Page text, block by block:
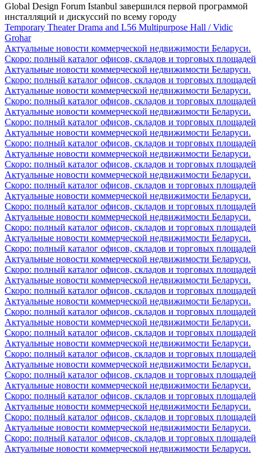
Global Design Forum Istanbul завершился первой программой
инсталляций и дискуссий по всему городу
Temporary Theater Drama and L56 Multipurpose Hall / Vidic
Grohar
Актуальные новости коммерческой недвижимости Беларуси.
Скоро: полный каталог офисов, складов и торговых площадей
Актуальные новости коммерческой недвижимости Беларуси.
Скоро: полный каталог офисов, складов и торговых площадей
Актуальные новости коммерческой недвижимости Беларуси.
Скоро: полный каталог офисов, складов и торговых площадей
Актуальные новости коммерческой недвижимости Беларуси.
Скоро: полный каталог офисов, складов и торговых площадей
Актуальные новости коммерческой недвижимости Беларуси.
Скоро: полный каталог офисов, складов и торговых площадей
Актуальные новости коммерческой недвижимости Беларуси.
Скоро: полный каталог офисов, складов и торговых площадей
Актуальные новости коммерческой недвижимости Беларуси.
Скоро: полный каталог офисов, складов и торговых площадей
Актуальные новости коммерческой недвижимости Беларуси.
Скоро: полный каталог офисов, складов и торговых площадей
Актуальные новости коммерческой недвижимости Беларуси.
Скоро: полный каталог офисов, складов и торговых площадей
Актуальные новости коммерческой недвижимости Беларуси.
Скоро: полный каталог офисов, складов и торговых площадей
Актуальные новости коммерческой недвижимости Беларуси.
Скоро: полный каталог офисов, складов и торговых площадей
Актуальные новости коммерческой недвижимости Беларуси.
Скоро: полный каталог офисов, складов и торговых площадей
Актуальные новости коммерческой недвижимости Беларуси.
Скоро: полный каталог офисов, складов и торговых площадей
Актуальные новости коммерческой недвижимости Беларуси.
Скоро: полный каталог офисов, складов и торговых площадей
Актуальные новости коммерческой недвижимости Беларуси.
Скоро: полный каталог офисов, складов и торговых площадей
Актуальные новости коммерческой недвижимости Беларуси.
Скоро: полный каталог офисов, складов и торговых площадей
Актуальные новости коммерческой недвижимости Беларуси.
Скоро: полный каталог офисов, складов и торговых площадей
Актуальные новости коммерческой недвижимости Беларуси.
Скоро: полный каталог офисов, складов и торговых площадей
Актуальные новости коммерческой недвижимости Беларуси.
Скоро: полный каталог офисов, складов и торговых площадей
Актуальные новости коммерческой недвижимости Беларуси.